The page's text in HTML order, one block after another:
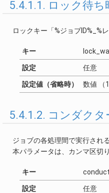
5.4.1.1. ロック待ち
ロックキー「%ジョブID%_%
キー
設定 任意
設定値（省略時） 数値 （
5.4.1.2. コンダクタ
ジョブの各処理間で実行され
本パラメータは、カンマ区切
キー
設定 任意